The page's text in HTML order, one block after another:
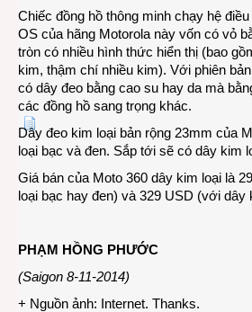
Chiếc đồng hồ thông minh chạy hệ
OS của hãng Motorola này vốn có vỏ
tròn có nhiều hình thức hiển thị (bao
kim, thậm chí nhiều kim). Với phiên
có dây đeo bằng cao su hay da mà
các đồng hồ sang trọng khác.
Dây đeo kim loại bản rộng 23mm của
loại bạc và đen. Sắp tới sẽ có dây kim
Giá bán của Moto 360 dây kim loại là
loại bạc hay đen) và 329 USD (với dây
PHẠM HỒNG PHƯỚC
(Saigon 8-11-2014)
+ Nguồn ảnh: Internet. Thanks.